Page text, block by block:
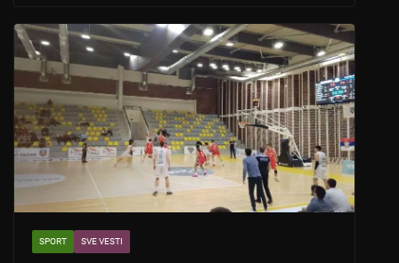
A
p
p
b
o
o
k
SPORT SVE VESTI